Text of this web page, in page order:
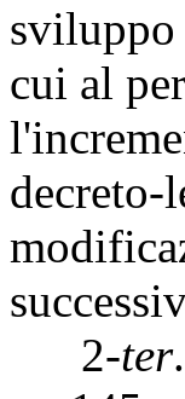
cui al
decreto-
2-ter